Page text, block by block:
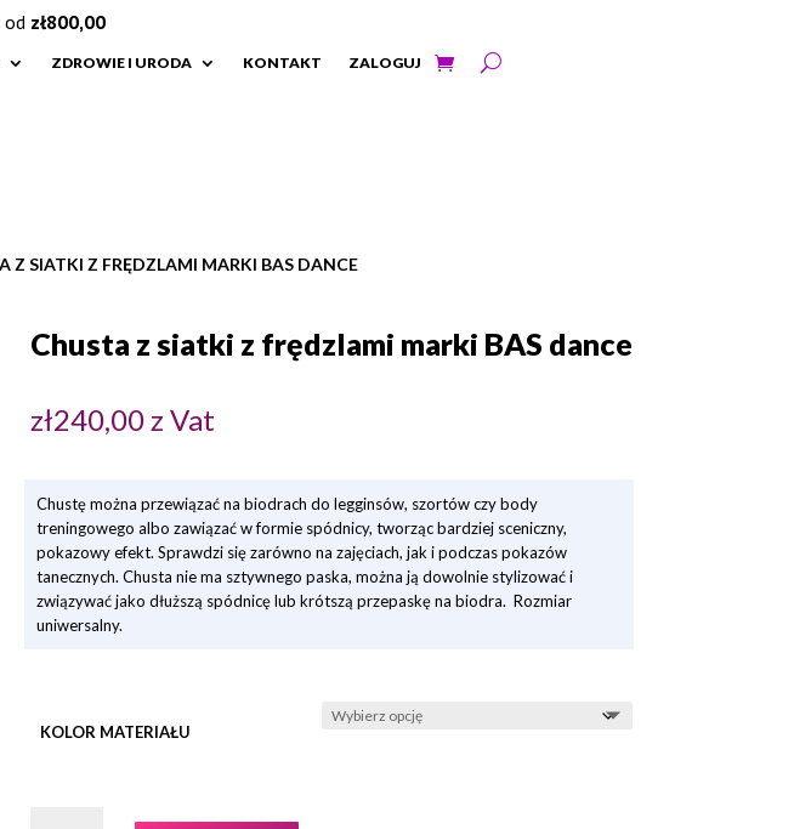
ZDROWIE I URODA KONTAKT ZALOGUJ
Z SIATKI Z FRĘDZLAMI MARKI BAS DANCE
Chusta z siatki z frędzlami marki BAS dance
zł240,00z Vat
Chustę można przewiązać na biodrach do legginsów, szortów czy body
treningowego albo zawiązać w formie spódnicy, tworząc bardziej sceniczny,
pokazowy efekt. Sprawdzi się zarówno na zajęciach, jak i podczas pokazów
tanecznych. Chusta nie ma sztywnego paska, można ją dowolnie stylizować i
związywać jako dłuższą spódnicę lub krótszą przepaskę na biodra. Rozmiar
uniwersalny.
KOLOR MATERIAŁU
od zł800,00